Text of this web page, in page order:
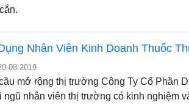
Nhân Viên Kinh Doanh Thuốc
08-2019
mở rộng thị trường Công Ty Cổ Phần
ngũ nhân viên thị trường có kinh nghiệm